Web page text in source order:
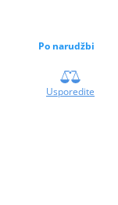
Po narudžbi
Usporedite